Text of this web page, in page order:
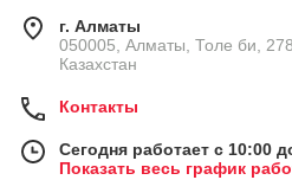
г. Алматы
050005, Алматы, Толе би,
Казахстан
Контакты
Сегодня работает с 10:00
Показать весь график